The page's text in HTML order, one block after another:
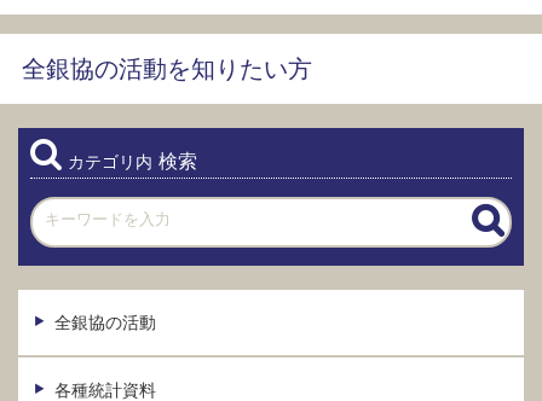
全銀協の活動を知りたい方
カテゴリ内 検索
全銀協の活動
各種統計資料